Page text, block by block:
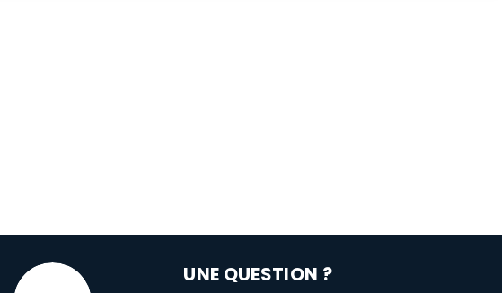
UNE QUESTION ?